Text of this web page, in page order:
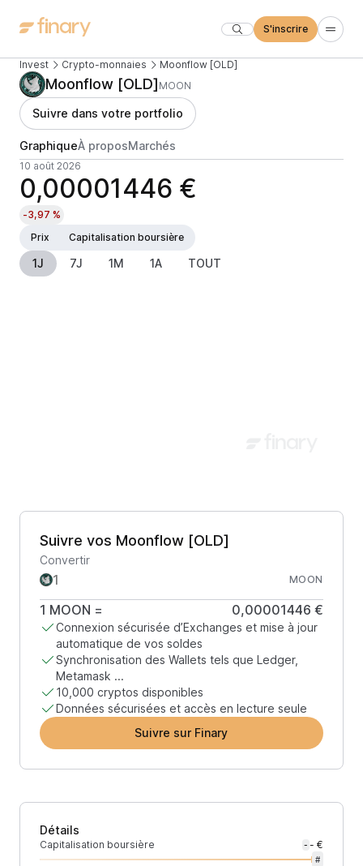
S'inscrire
Invest Crypto-monnaies Moonflow [OLD]
Moonflow [OLD] MOON
Suivre dans votre portfolio
GraphiqueÀ proposMarchés
10 août 2026
0,00001446 €
-3,97 %
Prix
Capitalisation boursière
1J 7J 1M 1A TOUT
Suivre vos Moonflow [OLD]
Convertir
MOON
1 MOON = 0,00001446 €
Connexion sécurisée d’Exchanges et mise à jour
automatique de vos soldes
Synchronisation des Wallets tels que Ledger,
Metamask ...
10,000 cryptos disponibles
Données sécurisées et accès en lecture seule
Suivre sur Finary
Détails
Capitalisation boursière - - €
#